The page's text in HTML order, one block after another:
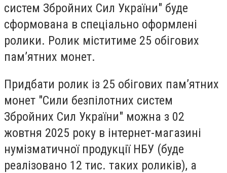
систем Збройних Сил України" буде
сформована в спеціально оформлені
ролики. Ролик міститиме 25 обігових
пам’ятних монет.
Придбати ролик із 25 обігових пам’ятних
монет "Сили безпілотних систем
Збройних Сил України" можна з 02
жовтня 2025 року в інтернет-магазині
нумізматичної продукції НБУ (буде
реалізовано 12 тис. таких роликів), а